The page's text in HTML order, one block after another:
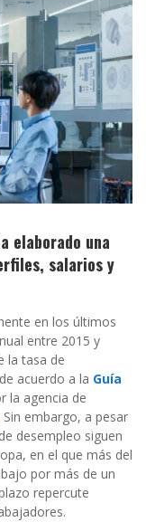
elaborado una
salarios y
en los últimos
entre 2015 y
la tasa de
acuerdo a la Guía
la agencia de
Sin embargo, a pesar
desempleo siguen
en el que más del
por más de un
repercute